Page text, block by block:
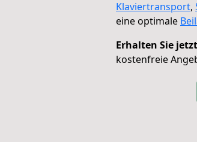
Klaviertransport,
eine optimale
Erhalten Sie jetzt
kostenfreie